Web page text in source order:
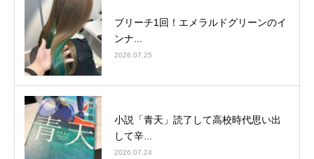
ブリーチ1回！エメラルドグリーンのイ
ンナ...
2026.07.25
小説「青天」読了して高校時代思い出
して辛...
2026.07.24